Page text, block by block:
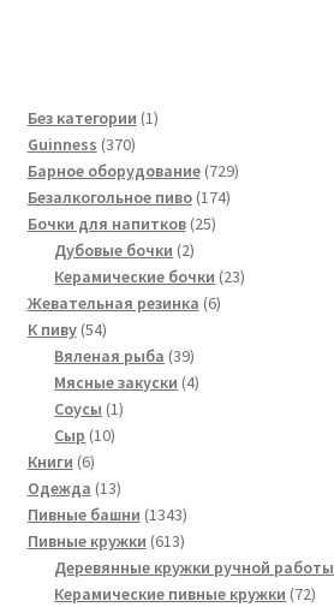
Без категории 11
Guinness 370370
товаров
Барное оборудование 729729
Безалкогольное пиво 174174
Бочки для напитков 2525
Дубовые бочки 22
товара
Керамические бочки 2323
Жевательная резинка 66
К пиву 5454
товара
Вяленая рыба 3939
товаров
Мясные закуски 44
Соусы 11
Сыр 1010
Книги 66
товаров
Одежда 1313
товаров
Пивные башни 13431343
товара
Пивные кружки 613613
товаров
Деревянные кружки ручной работы
Керамические пивные кружки 7272